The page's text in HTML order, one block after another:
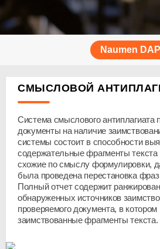
Naumen DAP
СМЫСЛОВОЙ
Система смыслового антиплагиата
документы на наличие
системы состоит в способности
содержательные фрагменты текста
схожие по смыслу формулировки,
была проведена перестановка
Полный отчет содержит
обнаруженных источников
проверяемого документа, в
заимствованные фрагменты текста.